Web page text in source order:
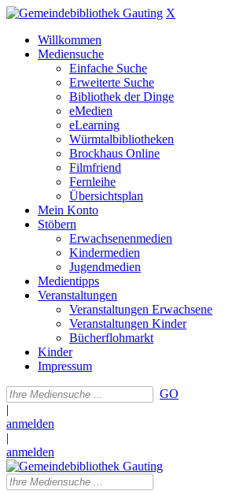
X
Willkommen
Mediensuche
Einfache Suche
Erweiterte Suche
Bibliothek der Dinge
eMedien
eLearning
Würmtalbibliotheken
Brockhaus Online
Filmfriend
Fernleihe
Übersichtsplan
Mein Konto
Stöbern
Erwachsenenmedien
Kindermedien
Jugendmedien
Medientipps
Veranstaltungen
Veranstaltungen Erwachsene
Veranstaltungen Kinder
Bücherflohmarkt
Kinder
Impressum
GO
|
anmelden
|
anmelden